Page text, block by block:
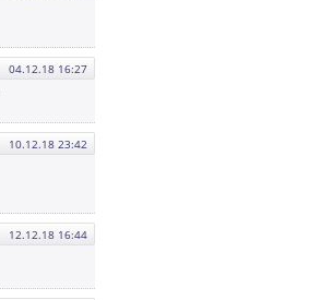
04.12.18 16:27
10.12.18 23:42
12.12.18 16:44